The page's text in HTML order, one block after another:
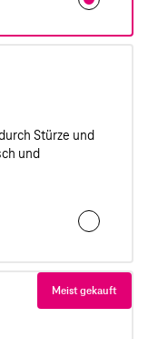
Meist gekauft